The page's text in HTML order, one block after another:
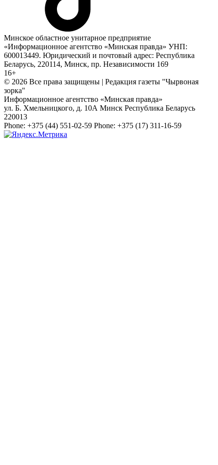
Минское областное унитарное предприятие
«Информационное агентство «Минская правда» УНП:
600013449. Юридический и почтовый адрес: Республика
Беларусь, 220114, Минск, пр. Независимости 169
16+
© 2026 Все права защищены | Редакция газеты "Чырвоная
зорка"
Информационное агентство «Минская правда»
ул. Б. Хмельницкого, д. 10А Минск Республика Беларусь
220013
Phone: +375 (44) 551-02-59 Phone: +375 (17) 311-16-59